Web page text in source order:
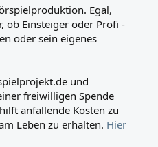
Egal,
ob Einsteiger oder Profi -
oder sein eigenes
und
freiwilligen Spende
anfallende Kosten zu
Leben zu erhalten. Hier